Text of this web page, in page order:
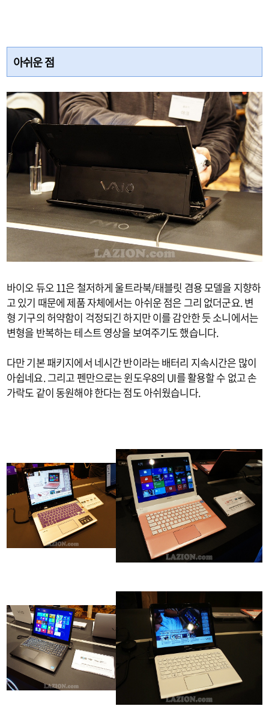
아쉬운 점
바이오 듀오 11은 철저하게 울트라북/태블릿 겸용 모델을 지향하
고 있기 때문에 제품 자체에서는 아쉬운 점은 그리 없더군요. 변
형 기구의 허약함이 걱정되긴 하지만 이를 감안한 듯 소니에서는
변형을 반복하는 테스트 영상을 보여주기도 했습니다.
다만 기본 패키지에서 네시간 반이라는 배터리 지속시간은 많이
아쉽네요. 그리고 펜만으로는 윈도우8의 UI를 활용할 수 없고 손
가락도 같이 동원해야 한다는 점도 아쉬웠습니다.